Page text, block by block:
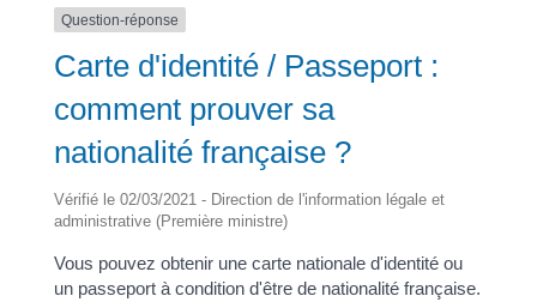
Question-réponse
Carte d'identité / Passeport :
comment prouver sa
nationalité française ?
Vérifié le 02/03/2021 - Direction de l'information légale et
administrative (Première ministre)
Vous pouvez obtenir une carte nationale d'identité ou
un passeport à condition d'être de nationalité française.